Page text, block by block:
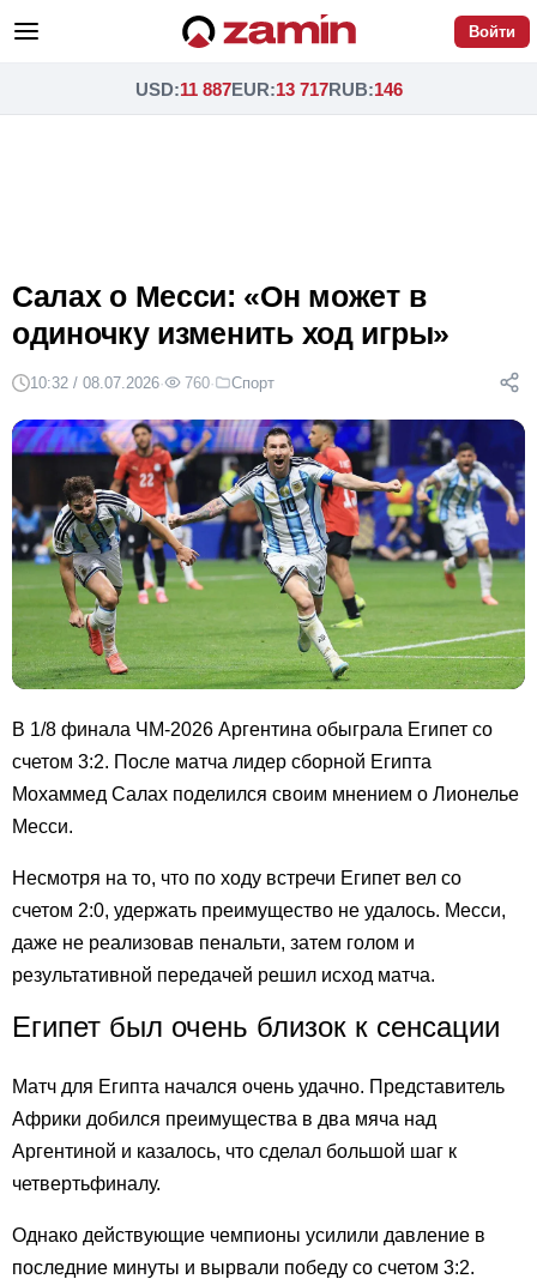
Войти
USD:11 887EUR:13 717RUB:146
Салах о Месси: «Он может в
одиночку изменить ход игры»
10:32 / 08.07.2026· 760· Спорт
В 1/8 финала ЧМ-2026 Аргентина обыграла Египет со
счетом 3:2. После матча лидер сборной Египта
Мохаммед Салах поделился своим мнением о Лионелье
Месси.
Несмотря на то, что по ходу встречи Египет вел со
счетом 2:0, удержать преимущество не удалось. Месси,
даже не реализовав пенальти, затем голом и
результативной передачей решил исход матча.
Египет был очень близок к сенсации
Матч для Египта начался очень удачно. Представитель
Африки добился преимущества в два мяча над
Аргентиной и казалось, что сделал большой шаг к
четвертьфиналу.
Однако действующие чемпионы усилили давление в
последние минуты и вырвали победу со счетом 3:2.